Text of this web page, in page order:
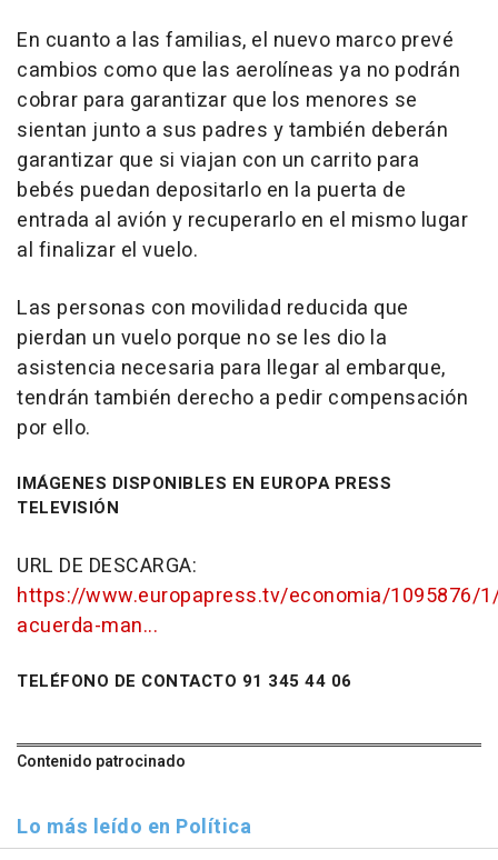
En cuanto a las familias, el nuevo marco prevé
cambios como que las aerolíneas ya no podrán
cobrar para garantizar que los menores se
sientan junto a sus padres y también deberán
garantizar que si viajan con un carrito para
bebés puedan depositarlo en la puerta de
entrada al avión y recuperarlo en el mismo lugar
al finalizar el vuelo.
Las personas con movilidad reducida que
pierdan un vuelo porque no se les dio la
asistencia necesaria para llegar al embarque,
tendrán también derecho a pedir compensación
por ello.
IMÁGENES DISPONIBLES EN EUROPA PRESS
TELEVISIÓN
URL DE DESCARGA:
https://www.europapress.tv/economia/1095876/
acuerda-man...
TELÉFONO DE CONTACTO 91 345 44 06
Contenido patrocinado
Lo más leído en Política